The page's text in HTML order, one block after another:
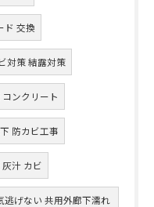
ド 交換
対策 結露対策
ンクリート
防カビ工事
汁 カビ
逃げない 共用外廊下濡れ